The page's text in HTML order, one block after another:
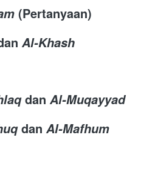
(Pertanyaan)
Al-Khash
dan Al-Muqayyad
dan Al-Mafhum